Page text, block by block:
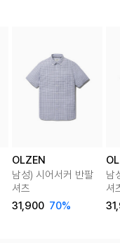
OLZEN
남성) 시어서커 반팔
셔츠
31,900 70%
남
셔